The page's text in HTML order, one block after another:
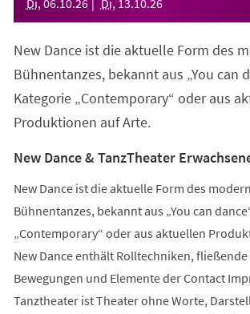
New Dance ist die aktuelle Form des
Bühnentanzes, bekannt aus „You can
Kategorie „Contemporary“ oder aus
Produktionen auf Arte.
New Dance & TanzTheater
New Dance ist die aktuelle Form des
Bühnentanzes, bekannt aus „You can
„Contemporary“ oder aus aktuellen
New Dance enthält Rolltechniken,
Bewegungen und Elemente der Contact
Tanztheater ist Theater ohne Worte,